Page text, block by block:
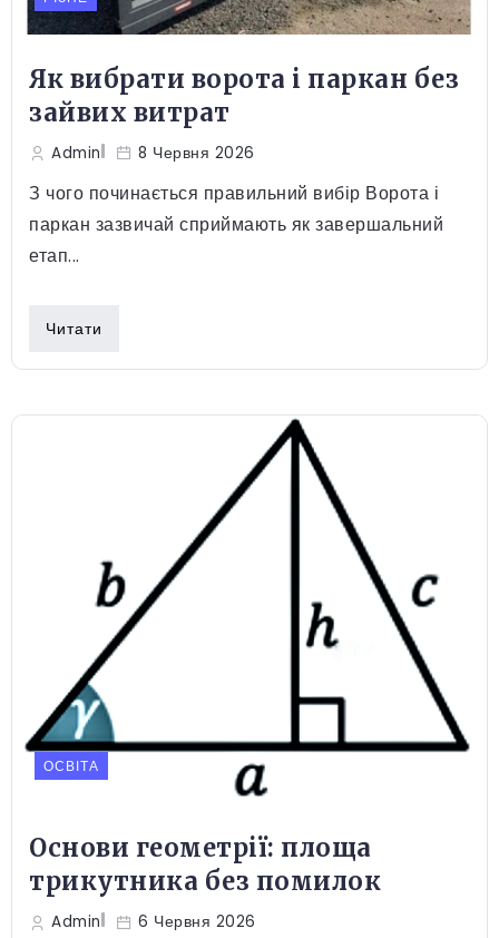
Як вибрати ворота і паркан без
зайвих витрат
Admin 8 Червня 2026
З чого починається правильний вибір Ворота і
паркан зазвичай сприймають як завершальний
етап...
Читати
ОСВІТА
Основи геометрії: площа
трикутника без помилок
Admin 6 Червня 2026